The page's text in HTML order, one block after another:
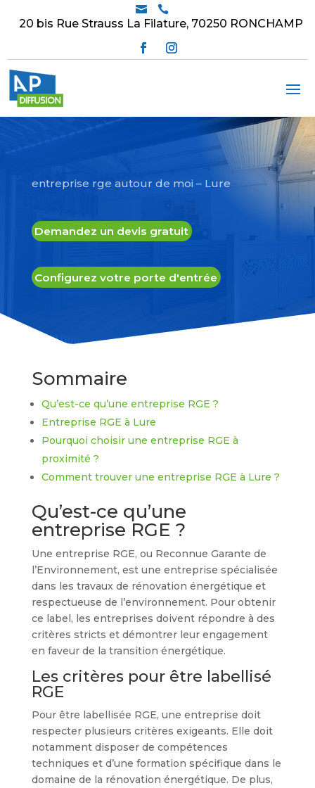
 
20 bis Rue Strauss La Filature, 70250 RONCHAMP
entreprise rge autour de moi – Lure
Demandez un devis gratuit
Configurez votre porte d'entrée
Sommaire
Qu’est-ce qu’une entreprise RGE ?
Entreprise RGE à Lure
Pourquoi choisir une entreprise RGE à
proximité ?
Comment trouver une entreprise RGE à Lure ?
Qu’est-ce qu’une
entreprise RGE ?
Une entreprise RGE, ou Reconnue Garante de
l’Environnement, est une entreprise spécialisée
dans les travaux de rénovation énergétique et
respectueuse de l’environnement. Pour obtenir
ce label, les entreprises doivent répondre à des
critères stricts et démontrer leur engagement
en faveur de la transition énergétique.
Les critères pour être labellisé
RGE
Pour être labellisée RGE, une entreprise doit
respecter plusieurs critères exigeants. Elle doit
notamment disposer de compétences
techniques et d’une formation spécifique dans le
domaine de la rénovation énergétique. De plus,